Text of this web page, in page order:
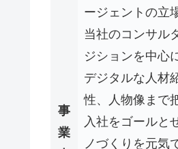
事
業
ージェントの立
当社のコンサル
ジションを中心
デジタルな人材
性、人物像まで
入社をゴールと
ノづくりを元気